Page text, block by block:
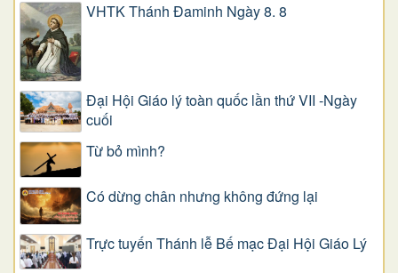
VHTK Thánh Đaminh Ngày 8. 8
Đại Hội Giáo lý toàn quốc lần thứ VII -Ngày
cuối
Từ bỏ mình?
Có dừng chân nhưng không đứng lại
Trực tuyến Thánh lễ Bế mạc Đại Hội Giáo Lý